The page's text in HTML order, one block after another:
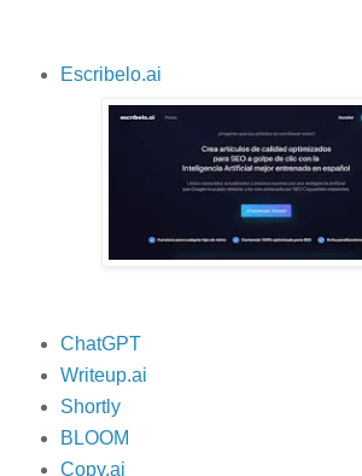
Escribelo.ai
ChatGPT
Writeup.ai
Shortly
BLOOM
Copy.ai